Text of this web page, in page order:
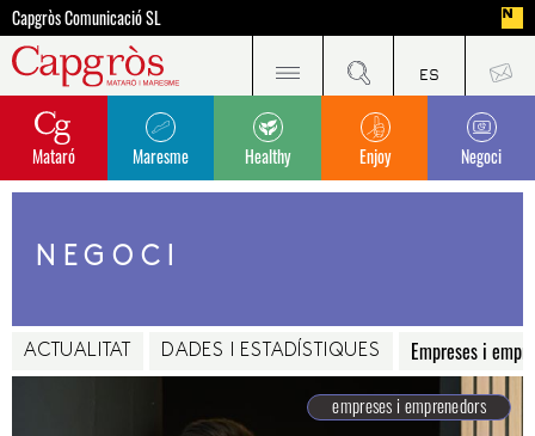
Capgròs Comunicació SL
Mataró Maresme Healthy Enjoy Negoci
NEGOCI
ACTUALITAT DADES I ESTADÍSTIQUES Empreses i
empreses i emprenedors